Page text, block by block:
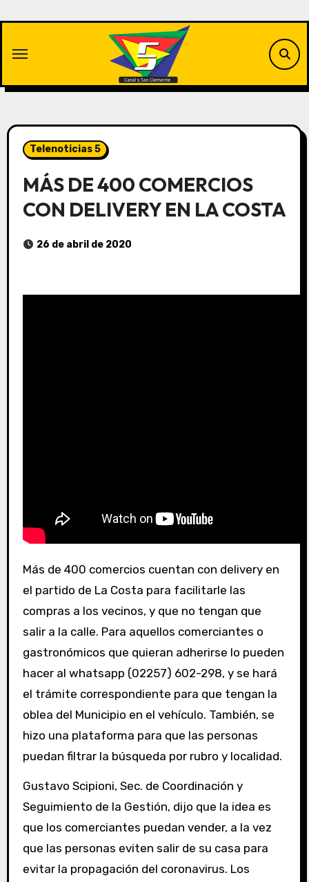
contenido
Telenoticias 5
MÁS DE 400 COMERCIOS
CON DELIVERY EN LA COSTA
26 de abril de 2020
Más de 400 comercios cuentan con delivery en
el partido de La Costa para facilitarle las
compras a los vecinos, y que no tengan que
salir a la calle. Para aquellos comerciantes o
gastronómicos que quieran adherirse lo pueden
hacer al whatsapp (02257) 602-298, y se hará
el trámite correspondiente para que tengan la
oblea del Municipio en el vehículo. También, se
hizo una plataforma para que las personas
puedan filtrar la búsqueda por rubro y localidad.
Gustavo Scipioni, Sec. de Coordinación y
Seguimiento de la Gestión, dijo que la idea es
que los comerciantes puedan vender, a la vez
que las personas eviten salir de su casa para
evitar la propagación del coronavirus. Los